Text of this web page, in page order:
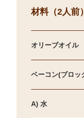
材料（2人前）
オリーブオイル
ベーコン(ブロッ
A) 水